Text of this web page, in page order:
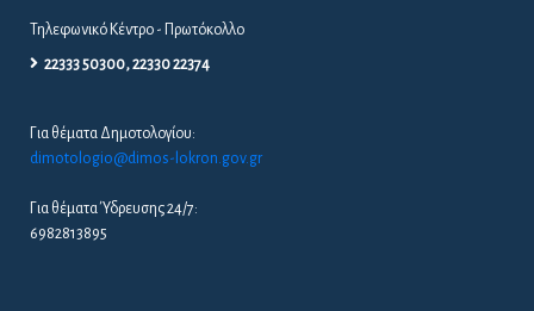
Τηλεφωνικό Κέντρο - Πρωτόκολλο
22333 50300, 22330 22374
Για θέματα Δημοτολογίου:
dimotologio@dimos-lokron.gov.gr
Για θέματα Ύδρευσης 24/7:
6982813895